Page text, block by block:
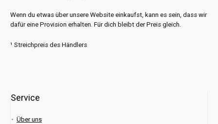
Wenn du etwas über unsere Website einkaufst, kann es sein, dass wir
dafür eine Provision erhalten. Für dich bleibt der Preis gleich.
¹ Streichpreis des Händlers
Service
Über uns